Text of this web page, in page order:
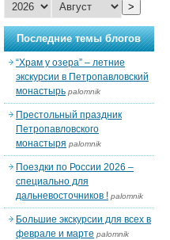
>
Последние темы блогов
“Храм у озера” – летние
экскурсии в Петропавловский
монастырь palomnik
Престольный праздник
Петропавловского
монастыря palomnik
Поездки по России 2026 –
специально для
дальневосточников ! palomnik
Большие экскурсии для всех в
феврале и марте palomnik